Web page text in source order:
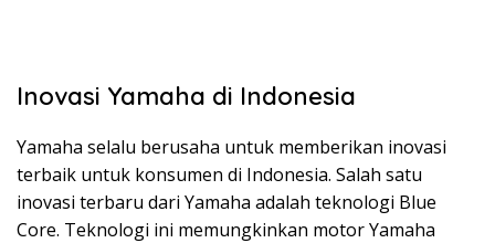
Inovasi Yamaha di Indonesia
Yamaha selalu berusaha untuk memberikan inovasi
terbaik untuk konsumen di Indonesia. Salah satu
inovasi terbaru dari Yamaha adalah teknologi Blue
Core. Teknologi ini memungkinkan motor Yamaha